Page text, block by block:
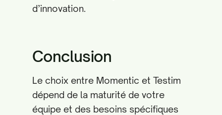
d’innovation.
Conclusion
Le choix entre Momentic et Testim
dépend de la maturité de votre
équipe et des besoins spécifiques